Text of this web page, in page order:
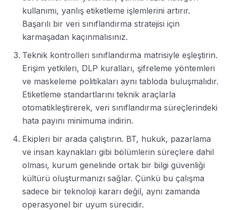
kullanımı, yanlış etiketleme işlemlerini artırır.
Başarılı bir veri sınıflandırma stratejisi için
karmaşadan kaçınmalısınız.
Teknik kontrolleri sınıflandırma matrisiyle eşleştirin.
Erişim yetkileri, DLP kuralları, şifreleme yöntemleri
ve maskeleme politikaları aynı tabloda buluşmalıdır.
Etiketleme standartlarını teknik araçlarla
otomatikleştirerek, veri sınıflandırma süreçlerindeki
hata payını minimuma indirin.
Ekipleri bir arada çalıştırın. BT, hukuk, pazarlama
ve insan kaynakları gibi bölümlerin süreçlere dahil
olması, kurum genelinde ortak bir bilgi güvenliği
kültürü oluşturmanızı sağlar. Çünkü bu çalışma
sadece bir teknoloji kararı değil, aynı zamanda
operasyonel bir uyum sürecidir.